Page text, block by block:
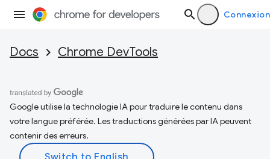
Connexion
Docs Chrome DevTools
Google utilise la technologie IA pour traduire le contenu dans
votre langue préférée. Les traductions générées par IA peuvent
contenir des erreurs.